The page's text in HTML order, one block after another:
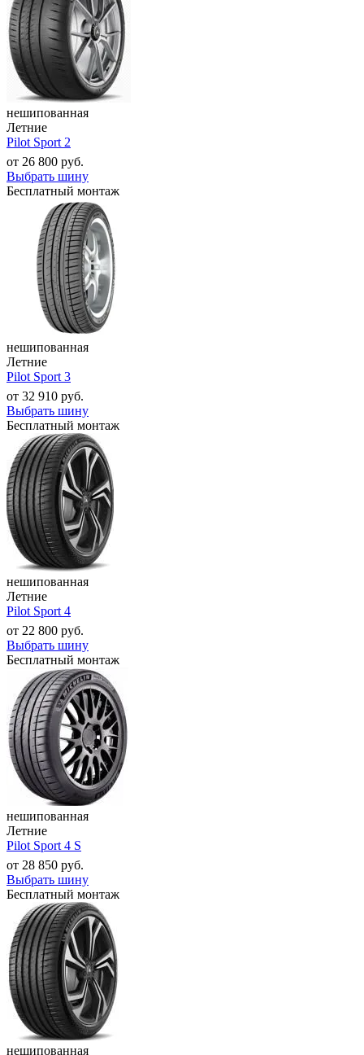
нешипованная
Летние
Pilot Sport 2
от 26 800 руб.
Выбрать шину
Бесплатный монтаж
нешипованная
Летние
Pilot Sport 3
от 32 910 руб.
Выбрать шину
Бесплатный монтаж
нешипованная
Летние
Pilot Sport 4
от 22 800 руб.
Выбрать шину
Бесплатный монтаж
нешипованная
Летние
Pilot Sport 4 S
от 28 850 руб.
Выбрать шину
Бесплатный монтаж
нешипованная